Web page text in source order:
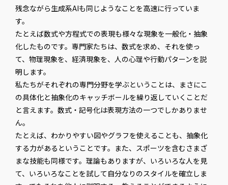
残念ながら生成系AIも同じようなことを高速に行っていま
す。
たとえば数式や方程式での表現も様々な現象を一般化・抽象
化したものです。専門家たちは、数式を求め、それを使っ
て、物理現象を、経済現象を、人の心理や行動パターンを説
明します。
私たちがそれぞれの専門分野を学ぶということは、まさにこ
の具体化と抽象化のキャッチボールを繰り返していくことだ
と言えます。数式・記号化は表現方法の一つでしかありませ
ん。
たとえば、わかりやすい図やグラフを使えることも、抽象化
する力があるということです。また、スポーツを含むさまざ
まな技能も同様です。理論もありますが、いろいろな人を見
て、いろいろなことを試して自分なりのスタイルを確立しま